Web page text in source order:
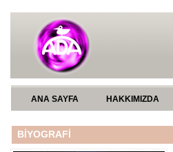
ANA SAYFA HAKKIMIZDA
BİYOGRAFİ